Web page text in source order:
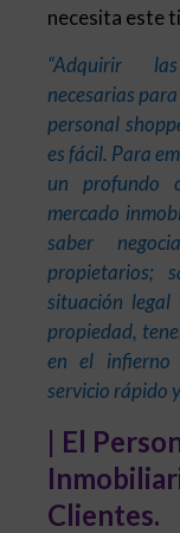
necesita este
“Adquirir
necesarias
personal
es fácil. Para
un profundo
mercado
saber
propietarios;
situación
propiedad,
en el
servicio rápido
| El
Clientes.